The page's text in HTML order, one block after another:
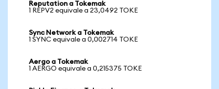
Reputation a Tokemak
1 REPV2 equivale a 23,0492 TOKE
Sync Network a Tokemak
1 SYNC equivale a 0,002714 TOKE
Aergo a Tokemak
1 AERGO equivale a 0,215375 TOKE